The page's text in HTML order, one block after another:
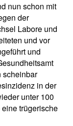
nun schon mit
der
Labore und
und vor
und
scheinbar
in der
unter 100
trügerische